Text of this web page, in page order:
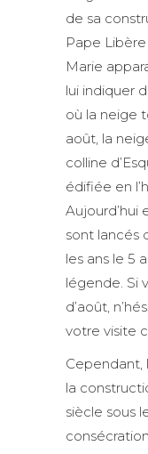
de sa
Pape
Marie
lui indiquer
où la neige
août, la
colline
édifiée en
Aujourd’hui
sont lancés
les ans le 5
légende. Si
d’août,
votre visite
Cependant,
la
siècle sous